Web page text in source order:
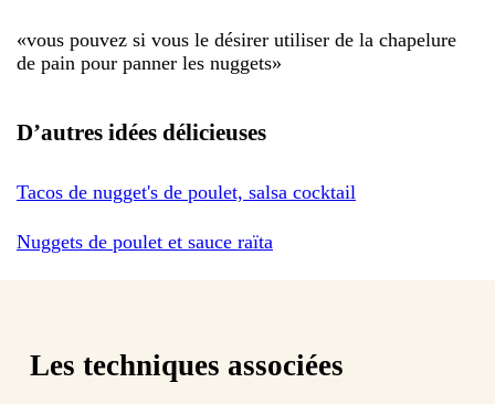
«vous pouvez si vous le désirer utiliser de la chapelure
de pain pour panner les nuggets»
D’autres idées délicieuses
Tacos de nugget's de poulet, salsa cocktail
Nuggets de poulet et sauce raïta
Les techniques associées